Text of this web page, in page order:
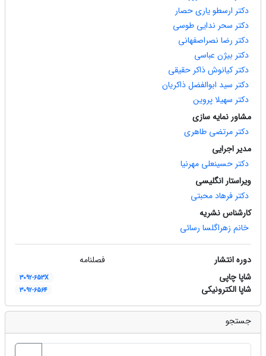
دکتر ارسطو یاری حصار
دکتر سحر ندایی طوسی
دکتر رضا نصراصفهانی
دکتر بیژن عباسی
دکتر کیانوش ذاکر حقیقی
دکتر سید ابوالفضل ذاکریان
دکتر سهیلا پروین
مشاور نمایه سازی
دکتر مرتضی طاهری
مدیر اجرایی
دکتر حسینعلی مهرنیا
ویراستار انگلیسی
دکتر فرهاد محبتی
کارشناس نشریه
خانم زهراگلسا رسائی
دوره انتشار
فصلنامه
شاپا چاپی
3092-653X
شاپا الکترونیکی 3092-6564
جستجو